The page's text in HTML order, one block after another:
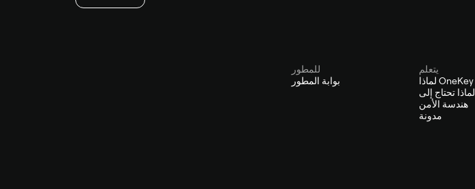
للمطور
بوابة المطور
يتعلم
لماذا OneKey
هندسة الأمن
مدونة